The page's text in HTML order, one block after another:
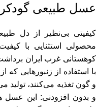
عسل طبیعی
کیفیتی بی‌نظیر از دل
محصولی استثنایی با
کوهستانی غرب ایران
با استفاده از زنبورهایی
و بدون افزودنی: این عسل